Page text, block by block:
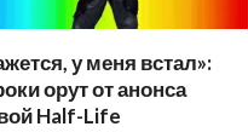
у меня встал»:
орут от анонса
Half-Life